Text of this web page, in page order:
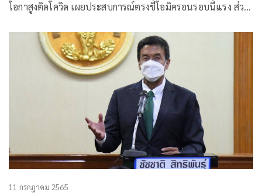
โอกาสูงติดโควิด เผยประสบการณ์ตรงชี้โอมิครอนรอบนี้แรง ส่วน
11 กรกฎาคม 2565